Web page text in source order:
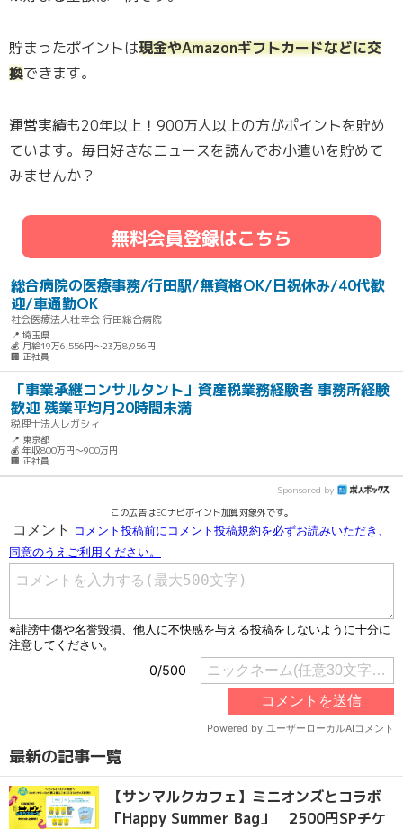
貯まったポイントは現金やAmazonギフトカードなどに交
換できます。
運営実績も20年以上！900万人以上の方がポイントを貯め
ています。毎日好きなニュースを読んでお小遣いを貯めて
みませんか？
無料会員登録はこちら
総合病院の医療事務/行田駅/無資格OK/日祝休み/40代歓
迎/車通勤OK
社会医療法人壮幸会 行田総合病院
📍 埼玉県
💰 月給19万6,556円～23万8,956円
🏢 正社員
「事業承継コンサルタント」資産税業務経験者 事務所経験
歓迎 残業平均月20時間未満
税理士法人レガシィ
📍 東京都
💰 年収800万円～900万円
🏢 正社員
Sponsored by
この広告はECナビポイント加算対象外です。
最新の記事一覧
【サンマルクカフェ】ミニオンズとコラボ
「Happy Summer Bag」 2500円SPチケ